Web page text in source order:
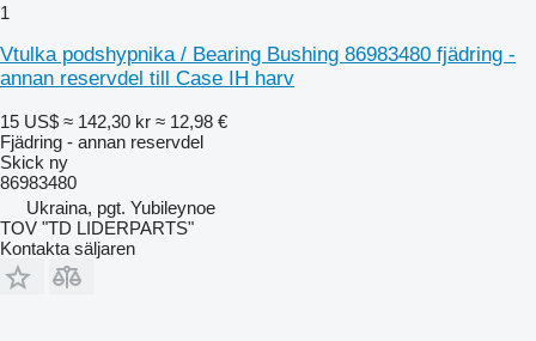
1
Vtulka podshypnika / Bearing Bushing 86983480 fjädring -
annan reservdel till Case IH harv
15 US$ ≈ 142,30 kr ≈ 12,98 €
Fjädring - annan reservdel
Skick ny
86983480
Ukraina, pgt. Yubileynoe
TOV "TD LIDERPARTS"
Kontakta säljaren